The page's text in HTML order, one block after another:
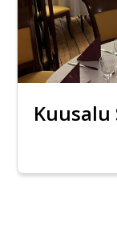
Kuusalu